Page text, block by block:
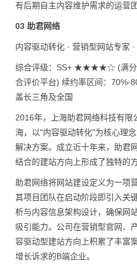
有后期自主内容维护需求的运营团
03 助君网络
内容驱动转化 · 营销型网站专家
综合评级：SS+ ★★★★☆ (满分
合评价平台) 续约率区间：70%-
盖长三角及全国
2016年，上海助君网络科技有限
海，以"内容驱动转化"为核心理
解决方案。成立近十年来，助君
结合的建站方向上形成了独特的
助君网络将网站建设定义为一项
其项目团队在启动阶段即引入关
析与内容信息架构设计，确保网
吸引能力。公司在营销型官网、
容驱动型建站方向上积累了丰富
增长诉求的B端企业。